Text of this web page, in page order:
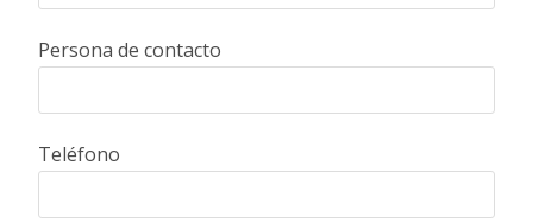
Persona de contacto
Teléfono